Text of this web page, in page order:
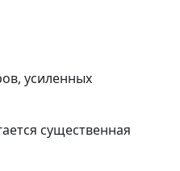
усиленных
существенная